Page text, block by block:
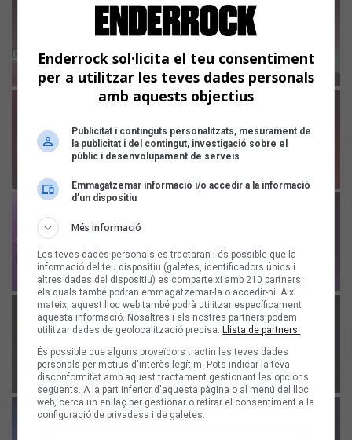
Enderrock sol·licita el teu consentiment
per a utilitzar les teves dades personals
amb aquests objectius
Publicitat i continguts personalitzats, mesurament de
la publicitat i del contingut, investigació sobre el
públic i desenvolupament de serveis
Emmagatzemar informació i/o accedir a la informació
d’un dispositiu
Més informació
Les teves dades personals es tractaran i és possible que la
informació del teu dispositiu (galetes, identificadors únics i
altres dades del dispositiu) es comparteixi amb 210 partners,
els quals també podran emmagatzemar-la o accedir-hi. Així
mateix, aquest lloc web també podrà utilitzar específicament
aquesta informació. Nosaltres i els nostres partners podem
utilitzar dades de geolocalització precisa.Llista de partners.
És possible que alguns proveïdors tractin les teves dades
personals per motius d'interès legítim. Pots indicar la teva
disconformitat amb aquest tractament gestionant les opcions
següents. A la part inferior d'aquesta pàgina o al menú del lloc
web, cerca un enllaç per gestionar o retirar el consentiment a la
configuració de privadesa i de galetes.